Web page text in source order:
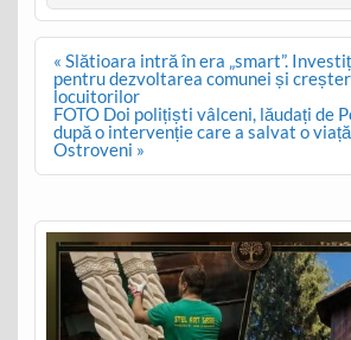
Post
navigation
« Slătioara intră în era „smart”.
pentru dezvoltarea comunei și
locuitorilor
FOTO Doi polițiști vâlceni, lăudați de
după o intervenție care a salvat o
Ostroveni »